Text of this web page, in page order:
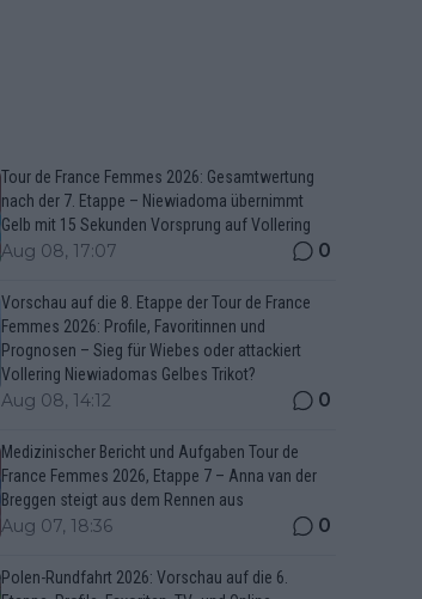
Tour de France Femmes 2026: Gesamtwertung
nach der 7. Etappe – Niewiadoma übernimmt
Gelb mit 15 Sekunden Vorsprung auf Vollering
Aug 08, 17:07 0
Vorschau auf die 8. Etappe der Tour de France
Femmes 2026: Profile, Favoritinnen und
Prognosen – Sieg für Wiebes oder attackiert
Vollering Niewiadomas Gelbes Trikot?
Aug 08, 14:12 0
Medizinischer Bericht und Aufgaben Tour de
France Femmes 2026, Etappe 7 – Anna van der
Breggen steigt aus dem Rennen aus
Aug 07, 18:36 0
Polen-Rundfahrt 2026: Vorschau auf die 6.